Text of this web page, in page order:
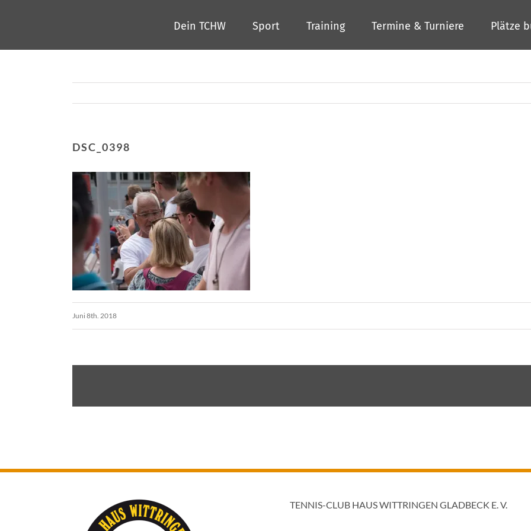
springen
Dein TCHW Sport Training Termine & Turniere Plätze
DSC_0398
Juni 8th. 2018
TENNIS-CLUB HAUS WITTRINGEN GLADBECK E. V.